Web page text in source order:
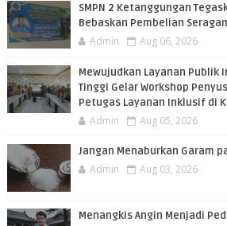
SMPN 2 Ketanggungan
Bebaskan Pembelian
Admin Aug 06, 2026
​Mewujudkan Layanan Publik
Tinggi Gelar Workshop
Petugas Layanan Inklusif di
Admin Aug 05, 2026
Jangan Menaburkan Garam
Admin Aug 03, 2026
Menangkis Angin Menjadi